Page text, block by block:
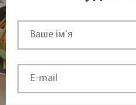
10 см
Ширина: